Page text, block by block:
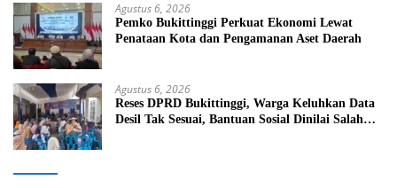
Agustus 6, 2026
Pemko Bukittinggi Perkuat Ekonomi Lewat
Penataan Kota dan Pengamanan Aset Daerah
Agustus 6, 2026
Reses DPRD Bukittinggi, Warga Keluhkan Data
Desil Tak Sesuai, Bantuan Sosial Dinilai Salah